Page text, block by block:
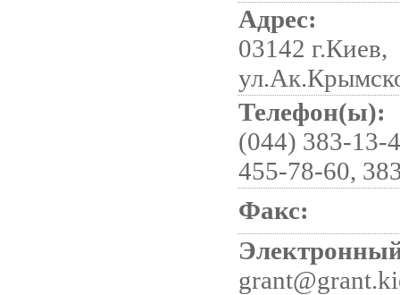
Адрес:
03142 г.Киев,
Телефон(ы):
(044) 383-13-
455-78-60,
Факс: